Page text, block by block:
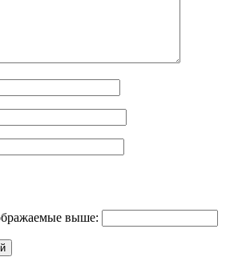
выше: